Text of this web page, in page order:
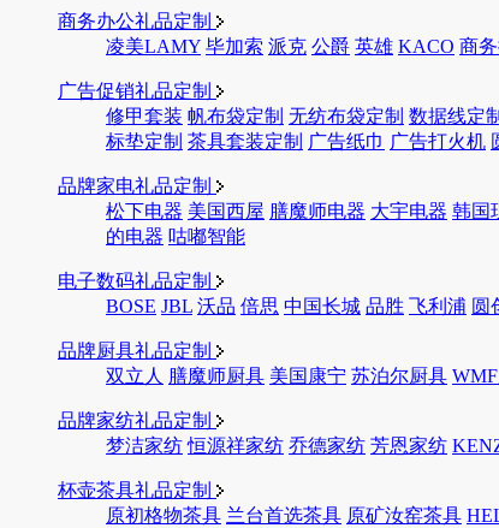
商务办公礼品定制
凌美LAMY 毕加索 派克 公爵 英雄 KACO 商
广告促销礼品定制
修甲套装 帆布袋定制 无纺布袋定制 数据线定制
标垫定制 茶具套装定制 广告纸巾 广告打火机
品牌家电礼品定制
松下电器 美国西屋 膳魔师电器 大宇电器 韩国
的电器 咕嘟智能
电子数码礼品定制
BOSE JBL 沃品 倍思 中国长城 品胜 飞利浦 圆
品牌厨具礼品定制
双立人 膳魔师厨具 美国康宁 苏泊尔厨具
品牌家纺礼品定制
梦洁家纺 恒源祥家纺 乔德家纺 芳恩家纺
杯壶茶具礼品定制
原初格物茶具 兰台首选茶具 原矿汝窑茶具